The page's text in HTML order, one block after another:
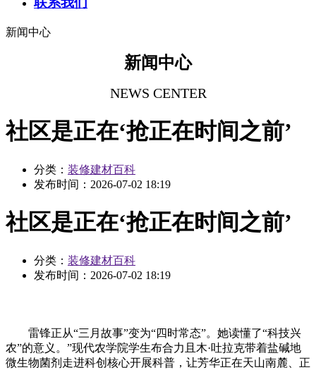
新闻中心
新闻中心
NEWS CENTER
社区是正在‘抢正在时间之前’
分类： 装修建材百科
发布时间： 2026-07-02 18:19
社区是正在‘抢正在时间之前’
分类： 装修建材百科
发布时间： 2026-07-02 18:19
雷锋正从“三月故事”变为“四时常态”。她读懂了“科技兴
农”的意义。”现代农学院学生布合力且木·吐拉克带着盐碱地
微生物菌剂走进科创核心开展科普，让芳华正在天山南麓、正